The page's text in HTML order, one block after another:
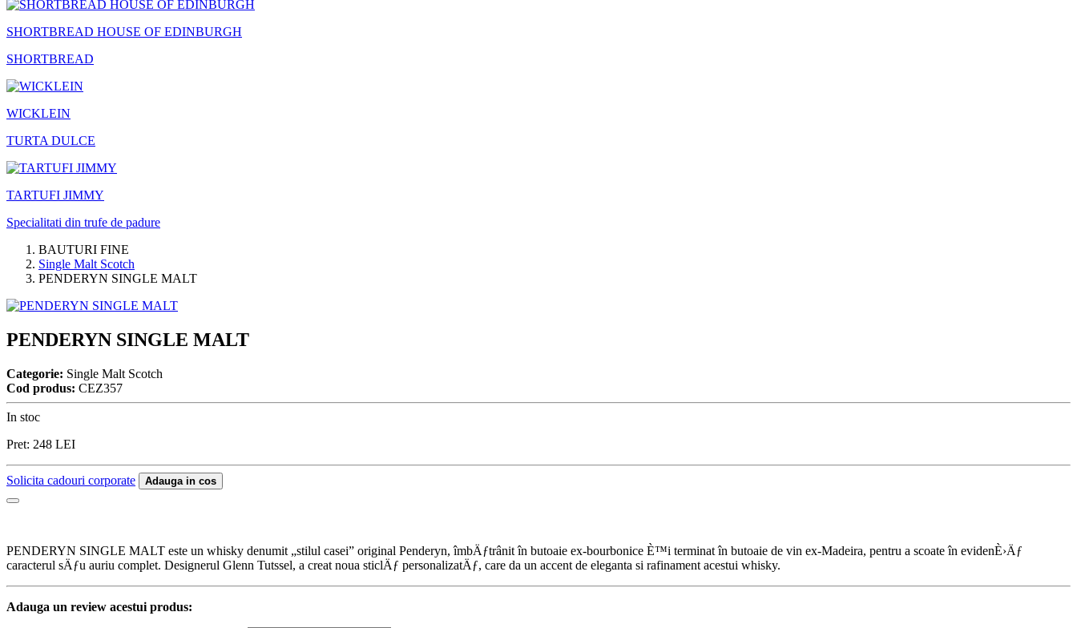
SHORTBREAD HOUSE OF EDINBURGH
SHORTBREAD
WICKLEIN
TURTA DULCE
TARTUFI JIMMY
Specialitati din trufe de padure
BAUTURI FINE
Single Malt Scotch
PENDERYN SINGLE MALT
PENDERYN SINGLE MALT
Categorie: Single Malt Scotch
Cod produs: CEZ357
In stoc
Pret: 248 LEI
Solicita cadouri corporate Adauga in cos
PENDERYN SINGLE MALT este un whisky denumit „stilul casei” original Penderyn, îmbÄƒtrânit în butoaie ex-bourbonice È™i terminat în butoaie de vin ex-Madeira, pentru a scoate în evidenÈ›Äƒ
caracterul sÄƒu auriu complet. Designerul Glenn Tutssel, a creat noua sticlÄƒ personalizatÄƒ, care da un accent de eleganta si rafinament acestui whisky.
Adauga un review acestui produs: